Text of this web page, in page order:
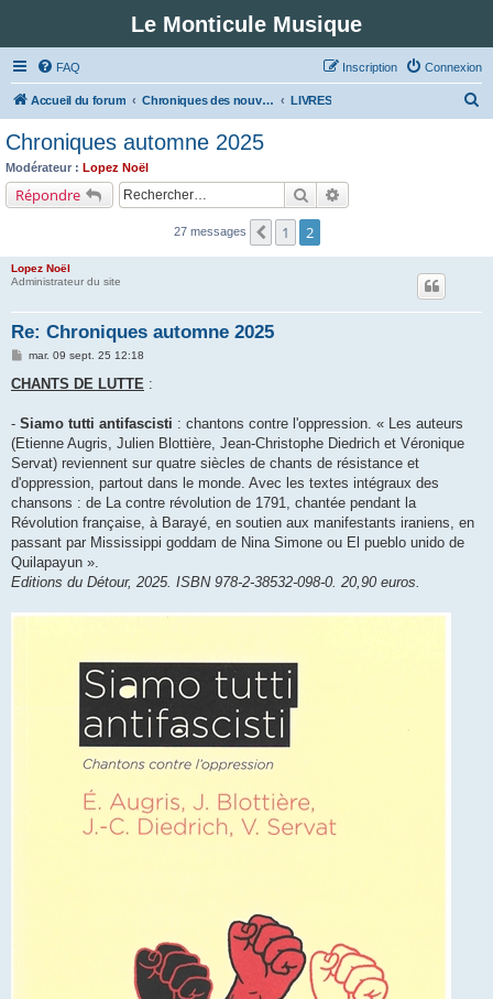
Le Monticule Musique
FAQ Connexion
Inscription
Accueil du forum Chroniques des nouveautés musicales : Pour voir les visuels des notices vous devez vous enregistrer. LIVRES
c
e
Chroniques automne 2025
Modérateur : Lopez Noël
Répondre Rechercher
27 messages Précédent
1 2
Lopez Noël
Administrateur du site
Re: Chroniques automne 2025
M
s
s
g
mar. 09 sept. 25 12:18
CHANTS DE LUTTE :
- Siamo tutti antifascisti : chantons contre l'oppression. « Les auteurs
(Etienne Augris, Julien Blottière, Jean-Christophe Diedrich et Véronique
Servat) reviennent sur quatre siècles de chants de résistance et
d'oppression, partout dans le monde. Avec les textes intégraux des
chansons : de La contre révolution de 1791, chantée pendant la
Révolution française, à Barayé, en soutien aux manifestants iraniens, en
passant par Mississippi goddam de Nina Simone ou El pueblo unido de
Quilapayun ».
Editions du Détour, 2025. ISBN 978-2-38532-098-0. 20,90 euros.